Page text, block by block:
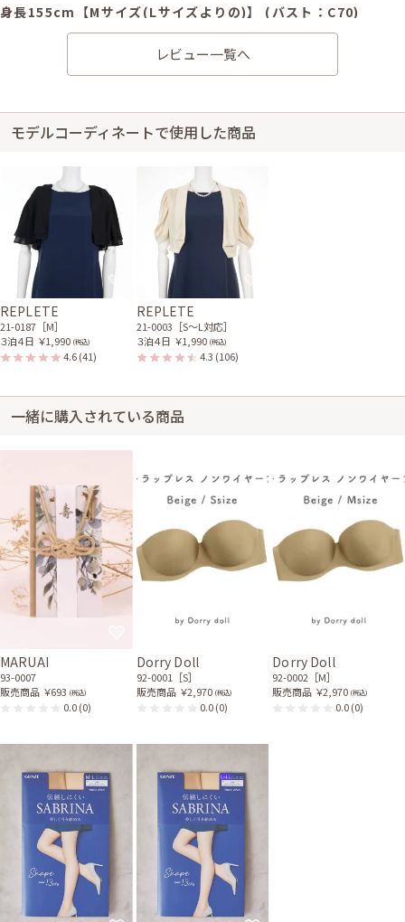
身長155cm【Mサイズ(Lサイズよりの)】 (バスト：C70)
2018/08/19 結婚式 (友人として)
サイズはぴったりで、丈はひざ丈でした。 シンプルなドレスとボレロが小
学生の娘にぴったりでした。 お届け先の変更をお電話でお願いしました
レンタル/購入した商品
21-0056
身長160cm【Mサイズ(Lサイズよりの)】 (バスト：C75)
20代前半
2017/11/05
結婚式 (友人として)
サイズはぴったりで、丈はひざ上でした。 サイズが試着できないので心配
でだったが、表示を見たり、レビューで見て決めることができたので、割と
イメージ通りで安心しました。 ありがとうございました😊
シルバーのラメ入り五分袖
ボレロ
レビュー一覧へ
モデルコーディネートで使用した商品
REPLETE
21-0187［M］
３泊４日 ￥1,990 (税込)
4.6(41)
REPLETE
21-0003［S〜L対応］
３泊４日 ￥1,990 (税込)
4.3 (106)
一緒に購入されている商品
MARUAI
93-0007
販売商品 ￥693 (税込)
0.0(0)
Dorry Doll
92-0001［S］
販売商品 ￥2,970 (税込)
0.0(0)
Dorry Doll
92-0002［M］
販売商品 ￥2,970 (税込)
0.0(0)